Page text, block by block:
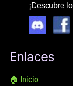
¡Descubre
Enlaces
🏠 Inicio